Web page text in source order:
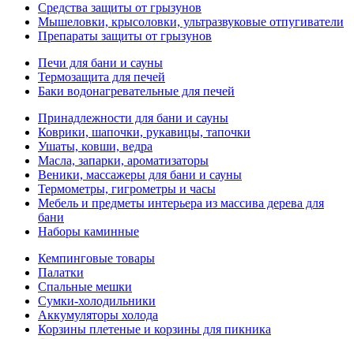
Средства защиты от грызунов
Мышеловки, крысоловки, ультразвуковые отпугиватели
Препараты защиты от грызунов
Печи для бани и сауны
Термозащита для печей
Баки водонагревательные для печей
Принадлежности для бани и сауны
Коврики, шапочки, рукавицы, тапочки
Ушаты, ковши, ведра
Масла, запарки, ароматизаторы
Веники, массажеры для бани и сауны
Термометры, гигрометры и часы
Мебель и предметы интерьера из массива дерева для
бани
Наборы каминные
Кемпинговые товары
Палатки
Спальные мешки
Сумки-холодильники
Аккумуляторы холода
Корзины плетеные и корзины для пикника